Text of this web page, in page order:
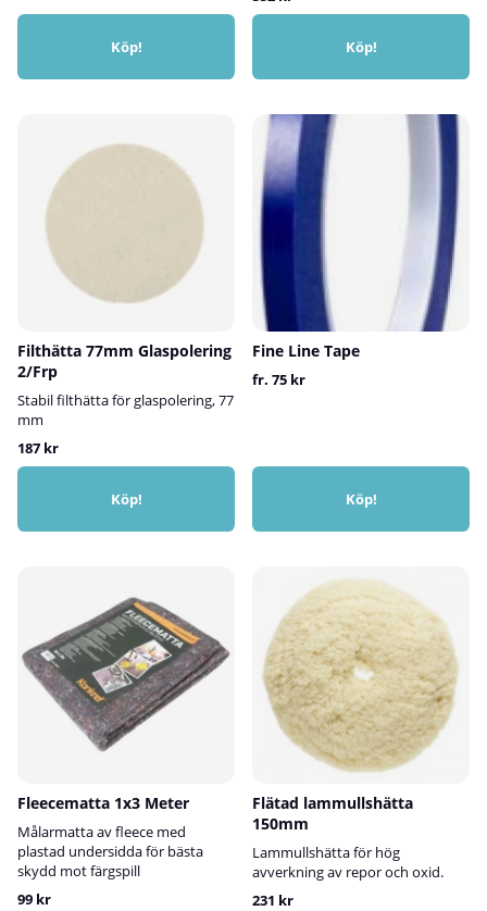
Köp! Köp!
Filthätta 77mm Glaspolering
2/Frp
Stabil filthätta för glaspolering, 77
mm
187 kr
Köp!
Fine Line Tape
fr. 75 kr
Köp!
Fleecematta 1x3 Meter
Målarmatta av fleece med
plastad undersidda för bästa
skydd mot färgspill
99 kr
Flätad lammullshätta
150mm
Lammullshätta för hög
avverkning av repor och oxid.
231 kr